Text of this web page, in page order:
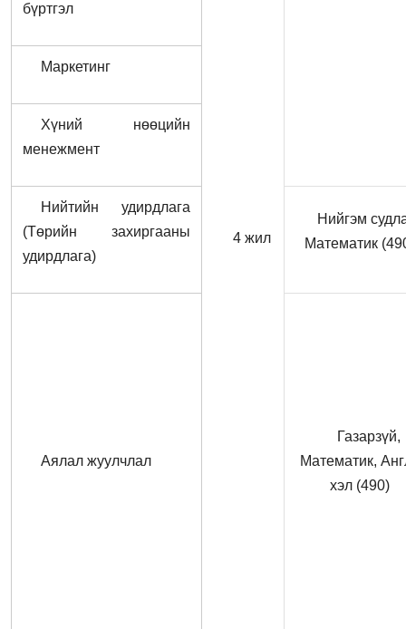
4 жил
бүртгэл
Маркетинг
Хүний нөөцийн
менежмент
Нийтийн удирдлага
(Төрийн захиргааны
удирдлага)
Нийгэм
Математик
Aялал жуулчлал
Газарзүй,
Математик,
хэл (490)